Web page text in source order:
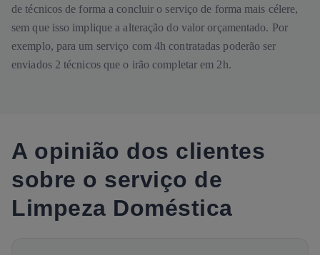
de técnicos de forma a concluir o serviço de forma mais célere,
sem que isso implique a alteração do valor orçamentado. Por
exemplo, para um serviço com 4h contratadas poderão ser
enviados 2 técnicos que o irão completar em 2h.
A opinião dos clientes
sobre o serviço de
Limpeza Doméstica